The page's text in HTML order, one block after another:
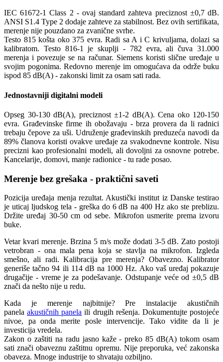
IEC 61672-1 Class 2 - ovaj standard zahteva preciznost ±0,7 dB.
ANSI S1.4 Type 2 dodaje zahteve za stabilnost. Bez ovih sertifikata,
merenje nije pouzdano za zvanične svrhe.
Testo 815 košta oko 375 evra. Radi sa A i C krivuljama, dolazi sa
kalibratom. Testo 816-1 je skuplji - 782 evra, ali čuva 31.000
merenja i povezuje se na računar. Siemens koristi slične uređaje u
svojim pogonima. Redovno merenje im omogućava da održe buku
ispod 85 dB(A) - zakonski limit za osam sati rada.
Jednostavniji digitalni modeli
Opseg 30-130 dB(A), preciznost ±1-2 dB(A). Cena oko 120-150
evra. Građevinske firme ih obožavaju - brza provera da li radnici
trebaju čepove za uši. Udruženje građevinskih preduzeća navodi da
89% članova koristi ovakve uređaje za svakodnevne kontrole. Nisu
precizni kao profesionalni modeli, ali dovoljni za osnovne potrebe.
Kancelarije, domovi, manje radionice - tu rade posao.
Merenje bez grešaka - praktični saveti
Pozicija uređaja menja rezultat. Akustički institut iz Danske testirao
je uticaj ljudskog tela - greška do 6 dB na 400 Hz ako ste preblizu.
Držite uređaj 30-50 cm od sebe. Mikrofon usmerite prema izvoru
buke.
Vetar kvari merenje. Brzina 5 m/s može dodati 3-5 dB. Zato postoji
vetrobran - ona mala pena koja se stavlja na mikrofon. Izgleda
smešno, ali radi. Kalibracija pre merenja? Obavezno. Kalibrator
generiše tačno 94 ili 114 dB na 1000 Hz. Ako vaš uređaj pokazuje
drugačije - vreme je za podešavanje. Odstupanje veće od ±0,5 dB
znači da nešto nije u redu.
Kada je merenje najbitnije? Pre instalacije akustičnih
panelaakustičnih panela ili drugih rešenja. Dokumentujte postojeće
nivoe, pa onda merite posle intervencije. Tako vidite da li je
investicija vredela.
Zakon o zaštiti na radu jasno kaže - preko 85 dB(A) tokom osam
sati znači obaveznu zaštitnu opremu. Nije preporuka, već zakonska
obaveza. Mnoge industrije to shvataju ozbiljno.